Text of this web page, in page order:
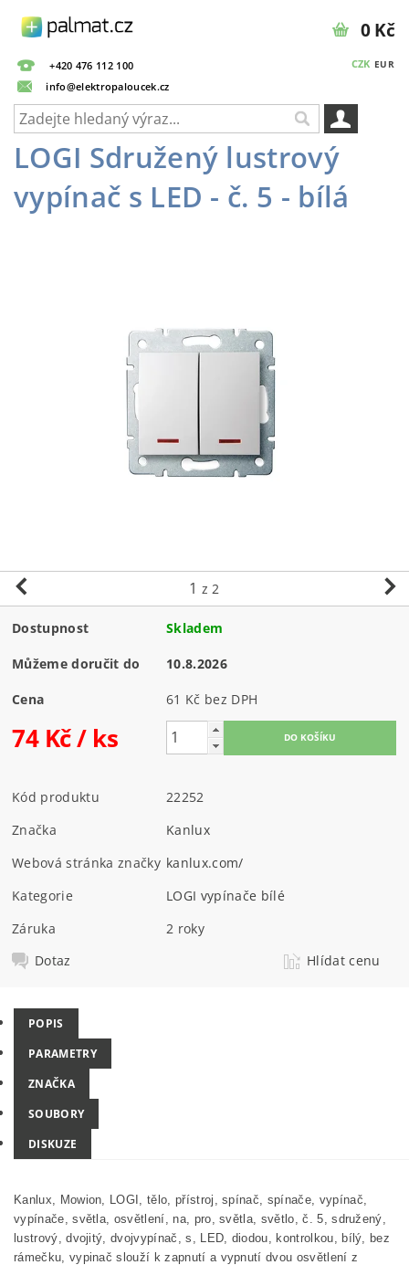
+420 476 112 100
info@elektropaloucek.cz
CZK EUR
0 Kč
LOGI Sdružený lustrový
vypínač s LED - č. 5 - bílá
1 z 2
Dostupnost Skladem
Můžeme doručit do 10.8.2026
Cena 61 Kč bez DPH
74 Kč/ ks
Kód produktu
22252
Značka
Kanlux
Webová stránka značky kanlux.com/
Kategorie
LOGI vypínače bílé
Záruka
2 roky
Dotaz
Hlídat cenu
POPIS
PARAMETRY
ZNAČKA
SOUBORY
DISKUZE
Kanlux, Mowion, LOGI , tělo, přístroj, spínač, spínače, vypínač,
vypínače, světla, osvětlení, na, pro, světla, světlo, č. 5, sdružený,
lustrový, dvojitý, dvojvypínač, s, LED, diodou, kontrolkou, bílý, bez
rámečku, vypinač slouží k zapnutí a vypnutí dvou osvětlení z